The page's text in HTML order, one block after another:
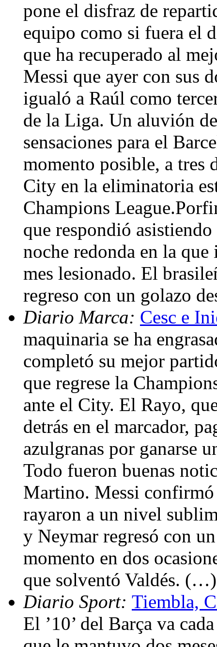
pone el disfraz de
equipo como si fuera el
que ha recuperado al
Messi que ayer con sus
igualó a Raúl como
de la Liga. Un aluvión
sensaciones para el
momento posible, a tres
City en la eliminatoria
Champions
que respondió
noche redonda en la
mes lesionado. El
regreso con un golazo
Diario Marca: Cesc e
maquinaria se ha
completó su mejor
que regrese la
ante el City. El Rayo,
detrás en el marcador,
azulgranas por ganarse
Todo fueron buenas
Martino. Messi
rayaron a un nivel
y Neymar regresó con
momento en dos
que solventó Valdés. (…)
Diario Sport: Tiembla,
El ’10’ del Barça va